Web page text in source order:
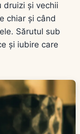
druizi și vechii
chiar și când
Sărutul sub
și iubire care